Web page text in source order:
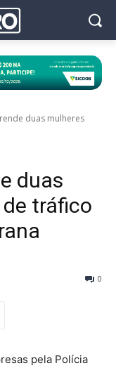
duas mulheres
duas
tráfico
0
pela Polícia